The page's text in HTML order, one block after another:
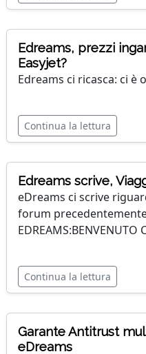
Edreams, prezzi
Easyjet?
Edreams ci ricasca: ci è
Continua la lettura
Edreams scrive,
eDreams ci scrive
forum
EDREAMS:BENVENUTO
Continua la lettura
Garante Antitrust
eDreams